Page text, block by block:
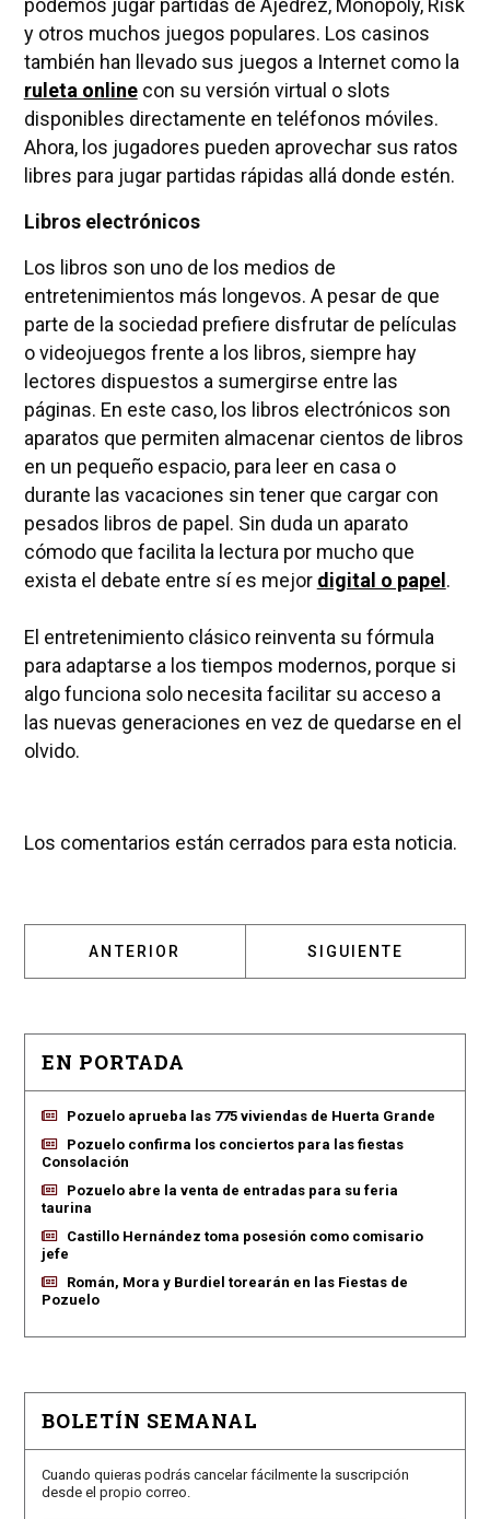
podemos jugar partidas de Ajedrez, Monopoly, Risk
y otros muchos juegos populares. Los casinos
también han llevado sus juegos a Internet como la
ruleta onlinecon su versión virtual o slots
disponibles directamente en teléfonos móviles.
Ahora, los jugadores pueden aprovechar sus ratos
libres para jugar partidas rápidas allá donde estén.
Libros electrónicos
Los libros son uno de los medios de
entretenimientos más longevos. A pesar de que
parte de la sociedad prefiere disfrutar de películas
o videojuegos frente a los libros, siempre hay
lectores dispuestos a sumergirse entre las
páginas. En este caso, los libros electrónicos son
aparatos que permiten almacenar cientos de libros
en un pequeño espacio, para leer en casa o
durante las vacaciones sin tener que cargar con
pesados libros de papel. Sin duda un aparato
cómodo que facilita la lectura por mucho que
exista el debate entre sí es mejor digital o papel .
El entretenimiento clásico reinventa su fórmula
para adaptarse a los tiempos modernos, porque si
algo funciona solo necesita facilitar su acceso a
las nuevas generaciones en vez de quedarse en el
olvido.
Los comentarios están cerrados para esta noticia.
ARTÍCULO ANTERIOR: DIFERENCIAS ENTRE
ANTERIOR ARTÍCULO
SIGUIENTE
EN PORTADA
Pozuelo aprueba las 775 viviendas de Huerta Grande
Pozuelo confirma los conciertos para las fiestas
Consolación
Pozuelo abre la venta de entradas para su feria
taurina
Castillo Hernández toma posesión como comisario
jefe
Román, Mora y Burdiel torearán en las Fiestas de
Pozuelo
BOLETÍN SEMANAL
Cuando quieras podrás cancelar fácilmente la suscripción
desde el propio correo.